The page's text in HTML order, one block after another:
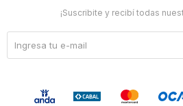
¡Suscribite y recibí todas